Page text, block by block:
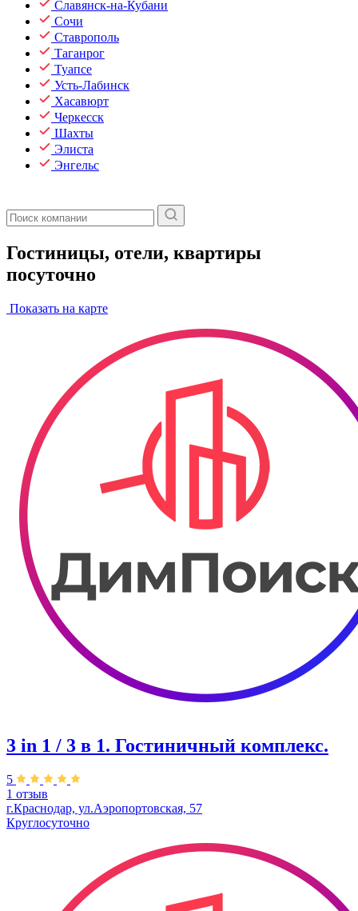
Славянск-на-Кубани
Сочи
Ставрополь
Таганрог
Туапсе
Усть-Лабинск
Хасавюрт
Черкесск
Шахты
Элиста
Энгельс
Гостиницы, отели, квартиры
посуточно
Показать на карте
3 in 1 / 3 в 1. Гостиничный комплекс.
5
1 отзыв
г.Краснодар, ул.Аэропортовская, 57
Круглосуточно